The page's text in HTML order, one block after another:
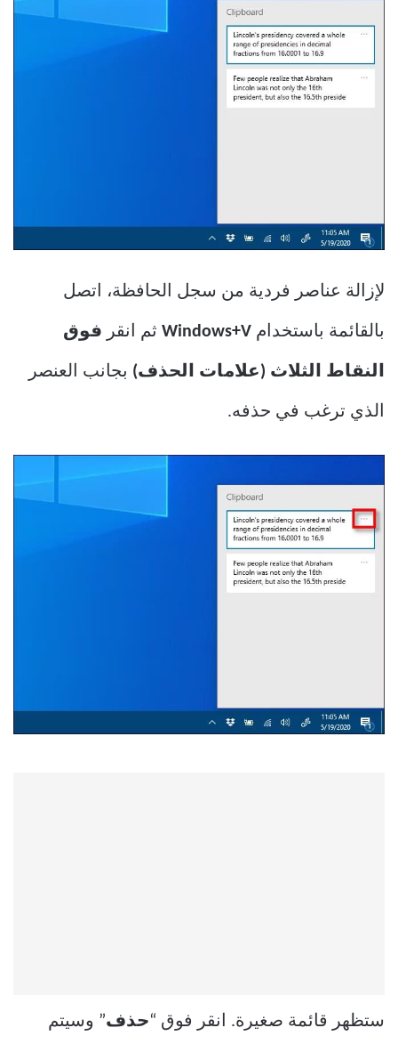
لإزالة عناصر فردية من سجل الحافظة، اتصل
بالقائمة باستخدام ثم انقر فوق
النقاط الثلاث (علامات الحذف) بجانب العنصر
الذي ترغب في حذفه.
ستظهر قائمة صغيرة. انقر فوق “حذف” وسيتم